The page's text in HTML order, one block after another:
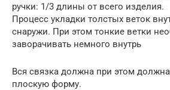
ручки: 1/3 длины от всего изделия.
Процесс укладки толстых веток
снаружи. При этом тонкие ветки
заворачивать немного внутрь
Вся связка должна при этом
плоскую форму.